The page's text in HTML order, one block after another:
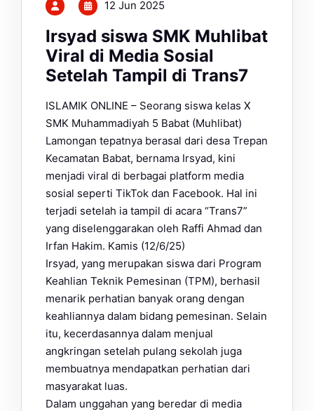
12 Jun 2025
Irsyad siswa SMK Muhlibat
Viral di Media Sosial
Setelah Tampil di Trans7
ISLAMIK ONLINE – Seorang siswa kelas X
SMK Muhammadiyah 5 Babat (Muhlibat)
Lamongan tepatnya berasal dari desa Trepan
Kecamatan Babat, bernama Irsyad, kini
menjadi viral di berbagai platform media
sosial seperti TikTok dan Facebook. Hal ini
terjadi setelah ia tampil di acara “Trans7”
yang diselenggarakan oleh Raffi Ahmad dan
Irfan Hakim. Kamis (12/6/25)
Irsyad, yang merupakan siswa dari Program
Keahlian Teknik Pemesinan (TPM), berhasil
menarik perhatian banyak orang dengan
keahliannya dalam bidang pemesinan. Selain
itu, kecerdasannya dalam menjual
angkringan setelah pulang sekolah juga
membuatnya mendapatkan perhatian dari
masyarakat luas.
Dalam unggahan yang beredar di media